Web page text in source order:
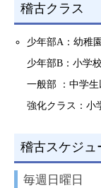
稽古クラス
少年部A：幼稚
少年部B：小学
一般部 ：中学生
強化クラス：小
稽古スケジュ
毎週日曜日